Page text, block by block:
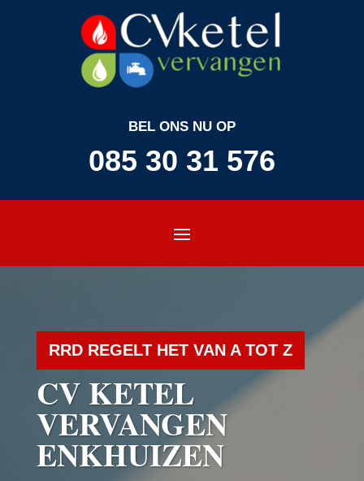
BEL ONS NU OP
085 30 31 576
RRD REGELT HET VAN A TOT Z
CV KETEL
VERVANGEN
ENKHUIZEN